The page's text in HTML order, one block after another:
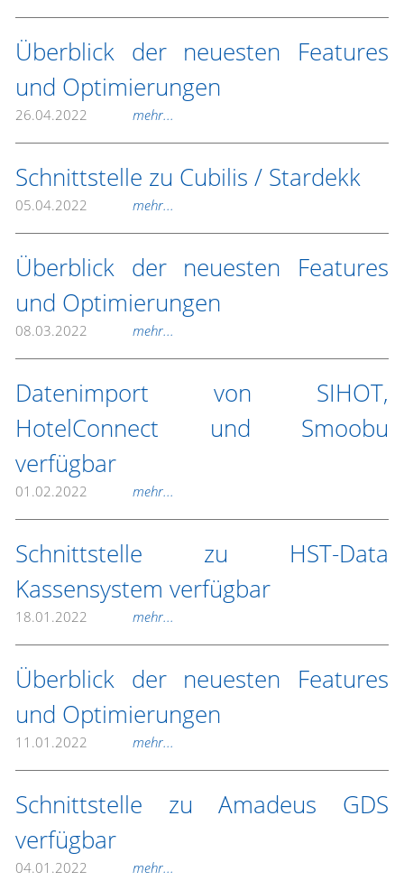
Überblick der neuesten Features
und Optimierungen
26.04.2022 mehr...
Schnittstelle zu Cubilis / Stardekk
05.04.2022 mehr...
Überblick der neuesten Features
und Optimierungen
08.03.2022 mehr...
Datenimport von SIHOT,
HotelConnect und Smoobu
verfügbar
01.02.2022 mehr...
Schnittstelle zu HST-Data
Kassensystem verfügbar
18.01.2022 mehr...
Überblick der neuesten Features
und Optimierungen
11.01.2022 mehr...
Schnittstelle zu Amadeus GDS
verfügbar
04.01.2022 mehr...